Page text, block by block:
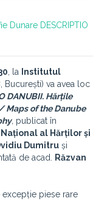
Dunare DESCRIPTIO
, la
Institutul
București) va avea loc
DANUBII. Hărțile
Maps of the Danube
, publicat în
al Hărților și
Dumitru și
de acad.
Răzvan
piese rare